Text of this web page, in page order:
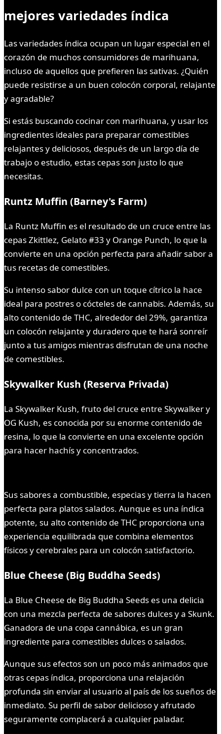
mejores variedades índica
Las variedades índica ocupan un lugar especial en el
corazón de muchos consumidores de marihuana,
incluso de aquellos que prefieren las sativas. ¿Quién
puede resistirse a un buen colocón corporal, relajante
y agradable?
Si estás buscando cocinar con marihuana, y usar los
ingredientes ideales para preparar comestibles
relajantes y deliciosos, después de un largo día de
trabajo o estudio, estas cepas son justo lo que
necesitas.
Runtz Muffin (Barney's Farm)
La Runtz Muffin es el resultado de un cruce entre las
cepas Zkittlez, Gelato #33 y Orange Punch, lo que la
convierte en una opción perfecta para añadir sabor a
tus recetas de comestibles.
Su intenso sabor dulce con un toque cítrico la hace
ideal para postres o cócteles de cannabis. Además, su
alto contenido de THC, alrededor del 29%, garantiza
un colocón relajante y duradero que te hará sonreír
junto a tus amigos mientras disfrutan de una noche
de comestibles.
Skywalker Kush (Reserva Privada)
La Skywalker Kush, fruto del cruce entre Skywalker y
OG Kush, es conocida por su enorme contenido de
resina, lo que la convierte en una excelente opción
para hacer hachís y concentrados.
Sus sabores a combustible, especias y tierra la hacen
perfecta para platos salados. Aunque es una índica
potente, su alto contenido de THC proporciona una
experiencia equilibrada que combina elementos
físicos y cerebrales para un colocón satisfactorio.
Blue Cheese (Big Buddha Seeds)
La Blue Cheese de Big Buddha Seeds es una delicia
con una mezcla perfecta de sabores dulces y a Skunk.
Ganadora de una copa cannábica, es un gran
ingrediente para comestibles dulces o salados.
Aunque sus efectos son un poco más animados que
otras cepas índica, proporciona una relajación
profunda sin enviar al usuario al país de los sueños de
inmediato. Su perfil de sabor delicioso y afrutado
seguramente complacerá a cualquier paladar.